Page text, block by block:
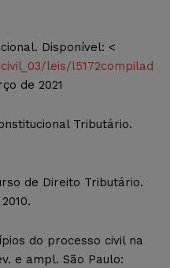
Disponível: <
leis/l5172compilad
de 2021
Tributário.
de Direito Tributário.
do processo civil na
e ampl. São Paulo: